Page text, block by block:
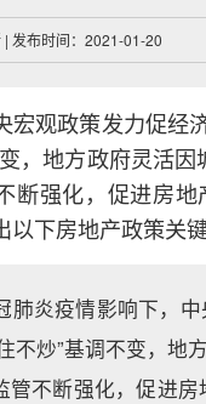
发布时间：2021-01-20
宏观政策发力促经
，地方政府灵活
断强化，促进房
以下房地产政策关键
肺炎疫情影响下，
不炒”基调不变，地
管不断强化，促进